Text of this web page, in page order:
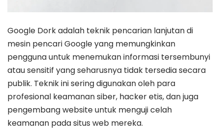
Google Dork adalah teknik pencarian lanjutan di
mesin pencari Google yang memungkinkan
pengguna untuk menemukan informasi tersembunyi
atau sensitif yang seharusnya tidak tersedia secara
publik. Teknik ini sering digunakan oleh para
profesional keamanan siber, hacker etis, dan juga
pengembang website untuk menguji celah
keamanan pada situs web mereka.